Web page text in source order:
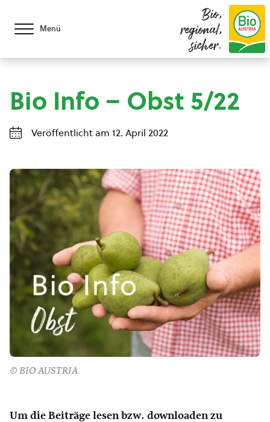
Menü
Bio,
regional,
sicher.
Bio Info – Obst 5/22
Veröffentlicht am 12. April 2022
© BIO AUSTRIA
Um die Beiträge lesen bzw. downloaden zu